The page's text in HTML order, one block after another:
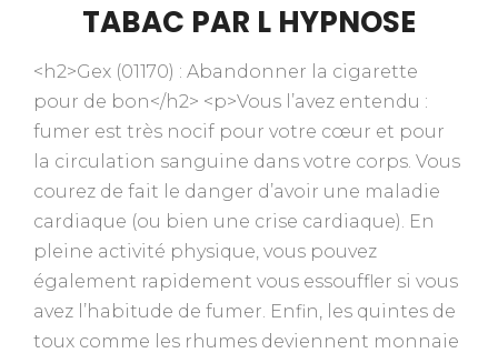
TABAC PAR L HYPNOSE
<h2>Gex (01170) : Abandonner la cigarette
pour de bon</h2> <p>Vous l’avez entendu :
fumer est très nocif pour votre cœur et pour
la circulation sanguine dans votre corps. Vous
courez de fait le danger d’avoir une maladie
cardiaque (ou bien une crise cardiaque). En
pleine activité physique, vous pouvez
également rapidement vous essouffler si vous
avez l’habitude de fumer. Enfin, les quintes de
toux comme les rhumes deviennent monnaie